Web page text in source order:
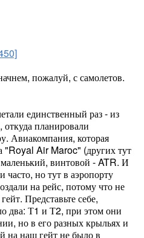
пожалуй, с самолетов.
единственный раз - из
откуда планировали
Авиакомпания, которая
"Royal Air Maroc" (других тут
винтовой - ATR. И
но тут в аэропорту
на рейс, потому что не
Представьте себе,
два: Т1 и Т2, при этом они
но в его разных крыльях и
на наш гейт не было в